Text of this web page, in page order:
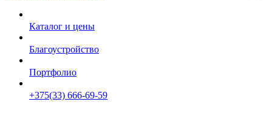
Каталог и цены
Благоустройство
Портфолио
+375(33) 666-69-59